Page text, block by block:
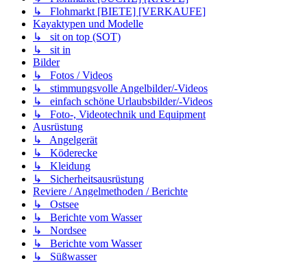
↳ Flohmarkt [BIETE] [VERKAUFE]
Kayaktypen und Modelle
↳ sit on top (SOT)
↳ sit in
Bilder
↳ Fotos / Videos
↳ stimmungsvolle Angelbilder/-Videos
↳ einfach schöne Urlaubsbilder/-Videos
↳ Foto-, Videotechnik und Equipment
Ausrüstung
↳ Angelgerät
↳ Köderecke
↳ Kleidung
↳ Sicherheitsausrüstung
Reviere / Angelmethoden / Berichte
↳ Ostsee
↳ Berichte vom Wasser
↳ Nordsee
↳ Berichte vom Wasser
↳ Süßwasser